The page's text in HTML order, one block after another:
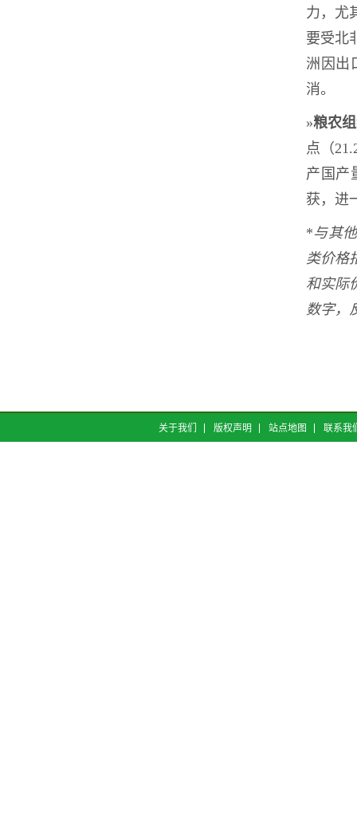
力，尤
要受北
洲因出
消。
»粮农
点（
产国产
获，进
*与其
类价格
和实际
数字，
关于我们 版权声明 站点地图 联系我